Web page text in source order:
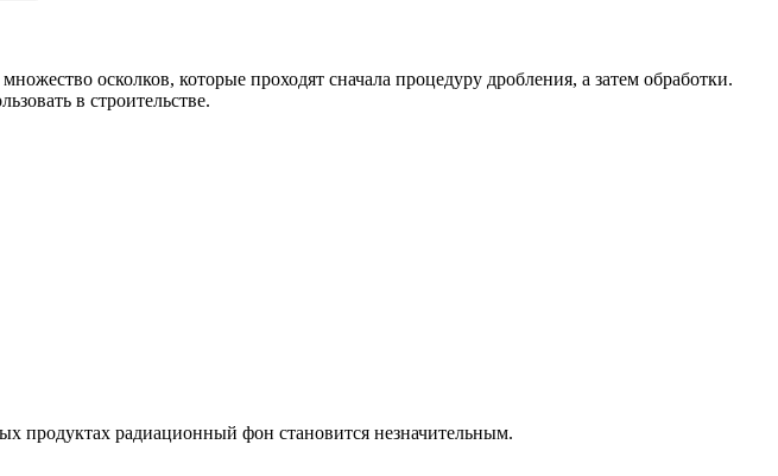
осколков, которые проходят сначала процедуру дробления, а затем обработки.
в строительстве.
продуктах радиационный фон становится незначительным.